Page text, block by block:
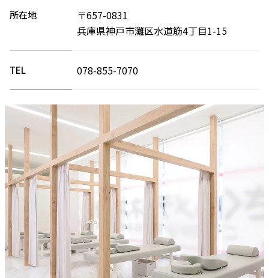
所在地
〒657-0831
兵庫県神戸市灘区水道筋4丁目1-15
TEL 078-855-7070